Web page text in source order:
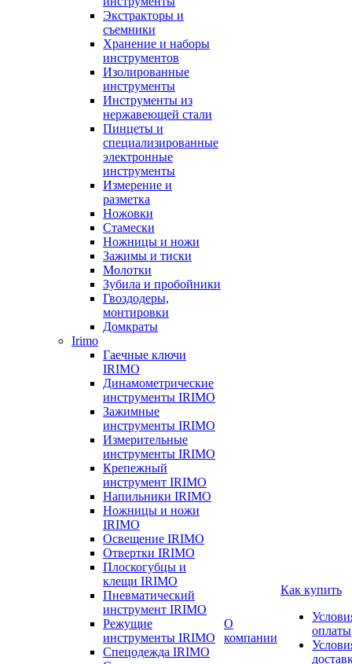
Экстракторы и
съемники
Хранение и наборы
инструментов
Изолированные
инструменты
Инструменты из
нержавеющей стали
Пинцеты и
специализированные
электронные
инструменты
Измерение и
разметка
Ножовки
Стамески
Ножницы и ножи
Зажимы и тиски
Молотки
Зубила и пробойники
Гвоздодеры,
монтировки
Домкраты
Irimo
Гаечные ключи
IRIMO
Динамометрические
инструменты IRIMO
Зажимные
инструменты IRIMO
Измерительные
инструменты IRIMO
Крепежный
инструмент IRIMO
Напильники IRIMO
Ножницы и ножи
IRIMO
Освещение IRIMO
Отвертки IRIMO
Плоскогубцы и
клещи IRIMO
Пневматический
инструмент IRIMO
Режущие
инструменты IRIMO
Спецодежда IRIMO
О
компании
Как купить
оплаты